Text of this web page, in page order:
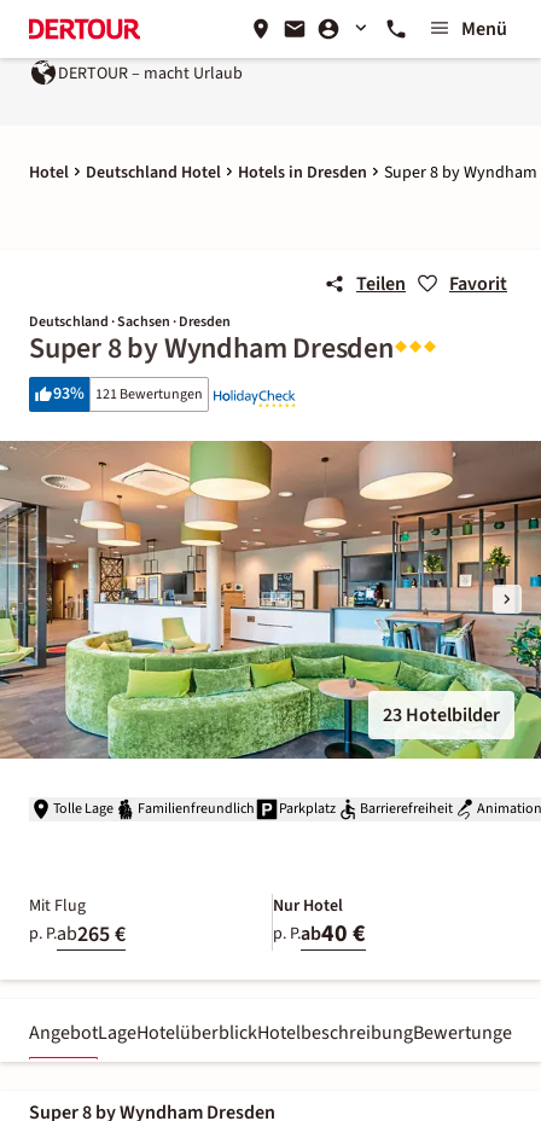
Menü
DERTOUR – macht Urlaub
Hotel Deutschland Hotel Hotels in Dresden Super 8 by
Teilen Favorit
Deutschland · Sachsen · Dresden
Super 8 by Wyndham Dresden
93% 121 Bewertungen
23 Hotelbilder
Tolle Lage Familienfreundlich Parkplatz Barrierefreiheit Animation
Mit Flug
p. P.ab265 €
Nur Hotel
p. P.ab40 €
AngebotLageHotelüberblickHotelbeschreibungBewertungen
Super 8 by Wyndham Dresden